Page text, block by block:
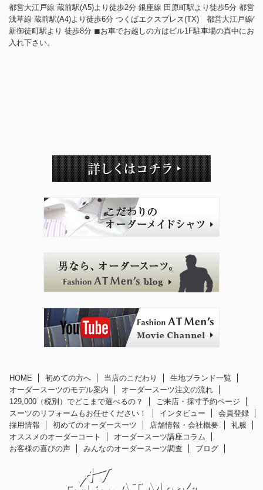
都営大江戸線 蔵前駅(A5)より徒歩2分 銀座線 田原町駅より徒歩5分 都営
浅草線 蔵前駅(A4)より徒歩6分 つくばエクスプレス(TX) 都営大江戸線⁄
新御徒町駅より 徒歩8分 ◼︎お車でお越しの方はビル1F駐車場の真中にお
入れ下さい。
HOME 初めての方へ 当店のこだわり
生地ブランド一覧
オーダースーツのモデル案内
オーダースーツ注文の流れ
129,000（税別）でどこまで選べるの？
ご来店・採寸予約ページ
スーツのリフォームもお任せください！
インタビュー
会員登録
採用情報
初めてのオーダースーツ 店舗情報・会社概要
礼服
オススメのオーダーコート
オーダースーツ講座コラム
お客様の喜びの声
みんなのオーダースーツ調査 ブログ